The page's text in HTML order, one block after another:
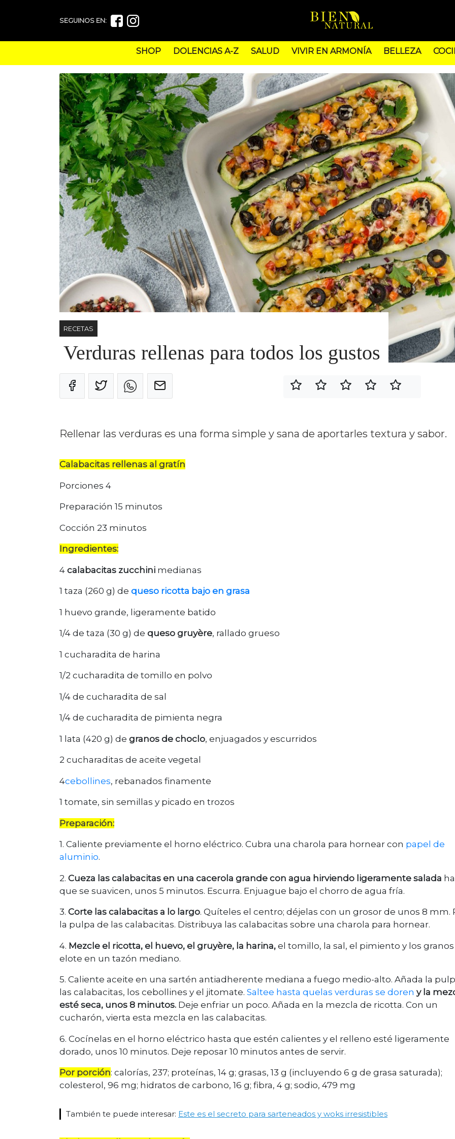
SEGUINOS EN:
SHOP DOLENCIAS A-Z SALUD VIVIR EN ARMONÍA BELLEZA
RECETAS
Verduras rellenas para todos los gustos
Rellenar las verduras es una forma simple y sana de aportarles textura y sabor.
Calabacitas rellenas al gratín
Porciones 4
Preparación 15 minutos
Cocción 23 minutos
Ingredientes:
4 calabacitas zucchini medianas
1 taza (260 g) de queso ricotta bajo en grasa
1 huevo grande, ligeramente batido
1/4 de taza (30 g) de queso gruyère, rallado grueso
1 cucharadita de harina
1/2 cucharadita de tomillo en polvo
1/4 de cucharadita de sal
1/4 de cucharadita de pimienta negra
1 lata (420 g) de granos de choclo, enjuagados y escurridos
2 cucharaditas de aceite vegetal
4cebollines, rebanados finamente
1 tomate, sin semillas y picado en trozos
Preparación:
1. Caliente previamente el horno eléctrico. Cubra una charola para hornear con papel de
aluminio.
2. Cueza las calabacitas en una cacerola grande con agua hirviendo ligeramente salada
que se suavicen, unos 5 minutos. Escurra. Enjuague bajo el chorro de agua fría.
3. Corte las calabacitas a lo largo. Quíteles el centro; déjelas con un grosor de unos 8 mm.
la pulpa de las calabacitas. Distribuya las calabacitas sobre una charola para hornear.
4. Mezcle el ricotta, el huevo, el gruyère, la harina, el tomillo, la sal, el pimiento y los
elote en un tazón mediano.
5. Caliente aceite en una sartén antiadherente mediana a fuego medio-alto. Añada la
las calabacitas, los cebollines y el jitomate. Saltee hasta quelas verduras se doren y la
esté seca, unos 8 minutos. Deje enfriar un poco. Añada en la mezcla de ricotta. Con un
cucharón, vierta esta mezcla en las calabacitas.
6. Cocínelas en el horno eléctrico hasta que estén calientes y el relleno esté ligeramente
dorado, unos 10 minutos. Deje reposar 10 minutos antes de servir.
Por porción: calorías, 237; proteínas, 14 g; grasas, 13 g (incluyendo 6 g de grasa saturada);
colesterol, 96 mg; hidratos de carbono, 16 g; fibra, 4 g; sodio, 479 mg
También te puede interesar: Este es el secreto para sarteneados y woks irresistibles